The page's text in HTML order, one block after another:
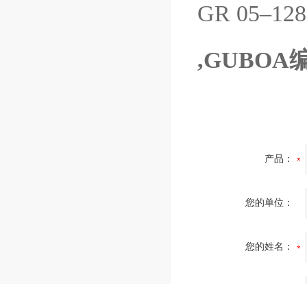
GR
,GUBOA
产品：
您的单位：
您的姓名：